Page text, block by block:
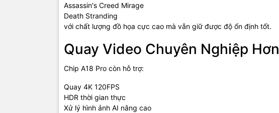
Assassin's Creed Mirage
Death Stranding
với chất lượng đồ họa cực cao mà vẫn giữ được độ ổn định tốt.
Quay Video Chuyên Nghiệp Hơn
Chip A18 Pro còn hỗ trợ:
Quay 4K 120FPS
HDR thời gian thực
Xử lý hình ảnh AI nâng cao